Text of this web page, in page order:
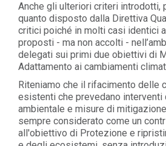
Anche gli ulteriori criteri introdotti,
quanto disposto dalla Direttiva
critici poiché in molti casi identici
proposti - ma non accolti -
delegati sui primi due obiettivi di
Adattamento ai cambiamenti
Riteniamo che il rifacimento delle
esistenti che prevedano interventi
ambientale e misure di
sempre considerato come un
all'obiettivo di Protezione e